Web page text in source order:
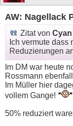
AW: Nagellack
Zitat von Cyan
Ich vermute dass
Reduzierungen
Im DM war heute
Rossmann
Im Müller hier
vollem Gange!
50% reduziert